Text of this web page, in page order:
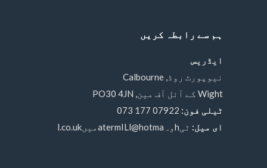
ہم سے رابطہ کریں
ایڈریس
نیوپورٹ روڈ, Calbourne
Wight کے آئل آف مین, PO30 4JN
ٹیلی فون:
ای میل: ٹیhوہatermILl@hotmaمیںl.co.uk